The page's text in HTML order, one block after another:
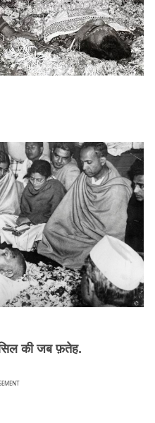
की जब फ़तेह.